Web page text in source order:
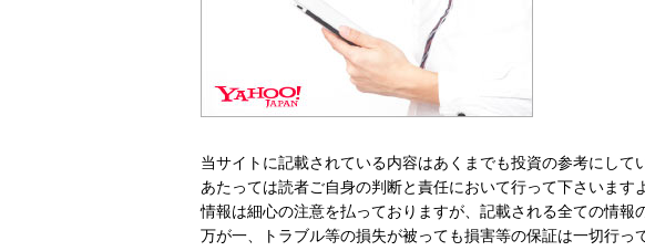
当サイトに記載されている内容はあくまでも投資の参考にして
あたっては読者ご自身の判断と責任において行って下さいま
情報は細心の注意を払っておりますが、記載される全ての情報
万が一、トラブル等の損失が被っても損害等の保証は一切行っ